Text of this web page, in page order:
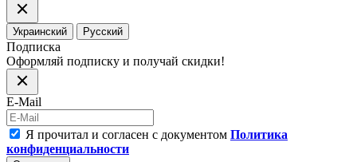
Украинский Русский
Подписка
Оформляй подписку и получай скидки!
E-Mail
Я прочитал и согласен с документом Политика
конфиденциальности